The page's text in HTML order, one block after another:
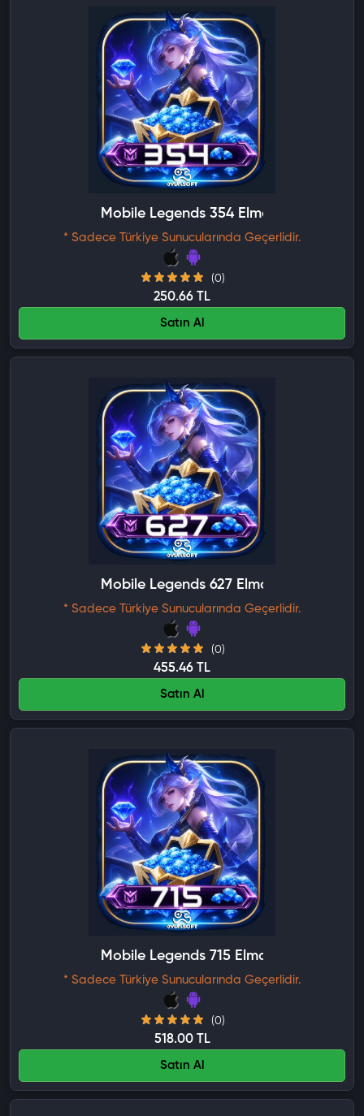
Mobile Legends 354 Elmas
* Sadece Türkiye Sunucularında Geçerlidir.
(0)
250.66 TL
Satın Al
Mobile Legends 627 Elmas
* Sadece Türkiye Sunucularında Geçerlidir.
(0)
455.46 TL
Satın Al
Mobile Legends 715 Elmas
* Sadece Türkiye Sunucularında Geçerlidir.
(0)
518.00 TL
Satın Al